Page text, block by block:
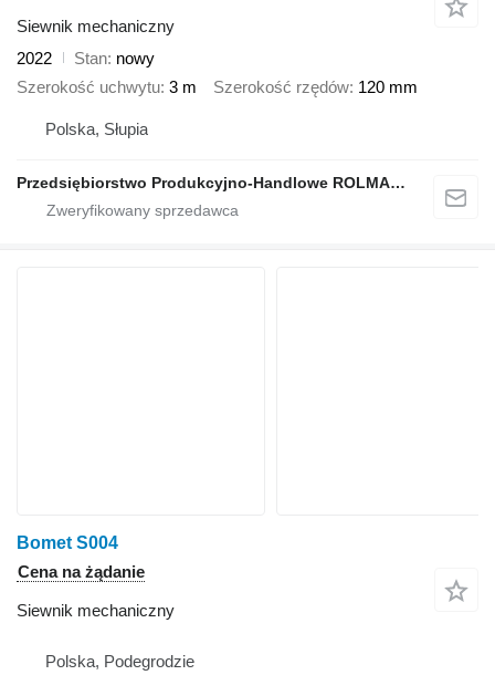
Siewnik mechaniczny
2022
Stan nowy
Szerokość uchwytu 3 m Szerokość rzędów 120 mm
Polska, Słupia
Przedsiębiorstwo Produkcyjno-Handlowe ROLMAPOL Marcin Dziekan
Bomet S004
Cena na żądanie
Siewnik mechaniczny
Polska, Podegrodzie